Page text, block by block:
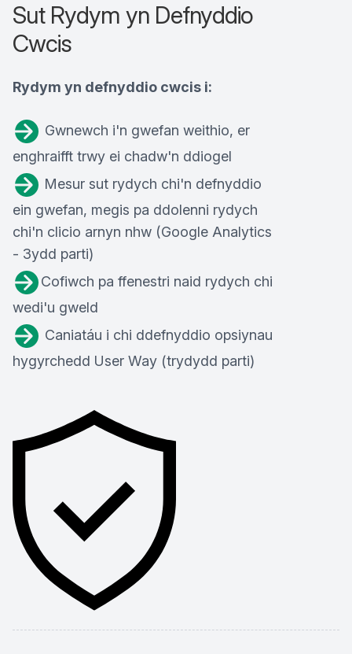
Sut Rydym yn Defnyddio
Cwcis
Rydym yn defnyddio cwcis i:
Gwnewch i'n gwefan weithio, er
enghraifft trwy ei chadw'n ddiogel
Mesur sut rydych chi'n defnyddio
ein gwefan, megis pa ddolenni rydych
chi'n clicio arnyn nhw (Google Analytics
- 3ydd parti)
Cofiwch pa ffenestri naid rydych chi
wedi'u gweld
Caniatáu i chi ddefnyddio opsiynau
hygyrchedd User Way (trydydd parti)